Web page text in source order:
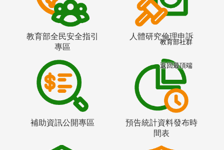
教育部全民安全指引
專區
人體研究倫理申訴
補助資訊公開專區
預告統計資料發布時
間表
教育部社群
返回最頂端